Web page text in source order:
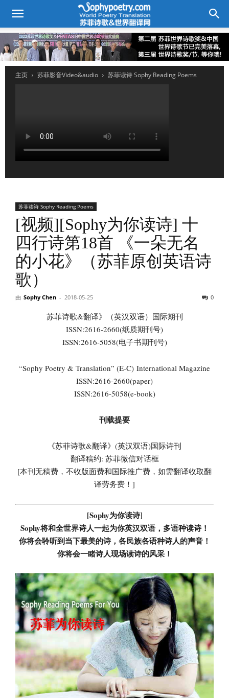
主页 苏菲影音Video&audio 苏菲读诗 Sophy Reading Poems
苏菲读诗 Sophy Reading Poems
[视频][Sophy为你读诗] 十
四行诗第18首 《一朵无名
的小花》（苏菲原创英语诗
歌）
由 Sophy Chen - 2018-05-25 0
苏菲诗歌&翻译》（英汉双语）国际期刊
ISSN:2616-2660(纸质期刊号)
ISSN:2616-5058(电子书期刊号)
“Sophy Poetry & Translation” (E-C) International Magazine
ISSN:2616-2660(paper)
ISSN:2616-5058(e-book)
刊载提要
《苏菲诗歌&翻译》(英汉双语)国际诗刊
翻译稿约: 苏菲微信对话框
[本刊无稿费，不收版面费和国际推广费，如需翻译收取翻
译劳务费！]
[Sophy为你读诗]
Sophy将和全世界诗人一起为你英汉双语，多语种读诗！
你将会聆听到当下最美的诗，各民族各语种诗人的声音！
你将会一睹诗人现场读诗的风采！